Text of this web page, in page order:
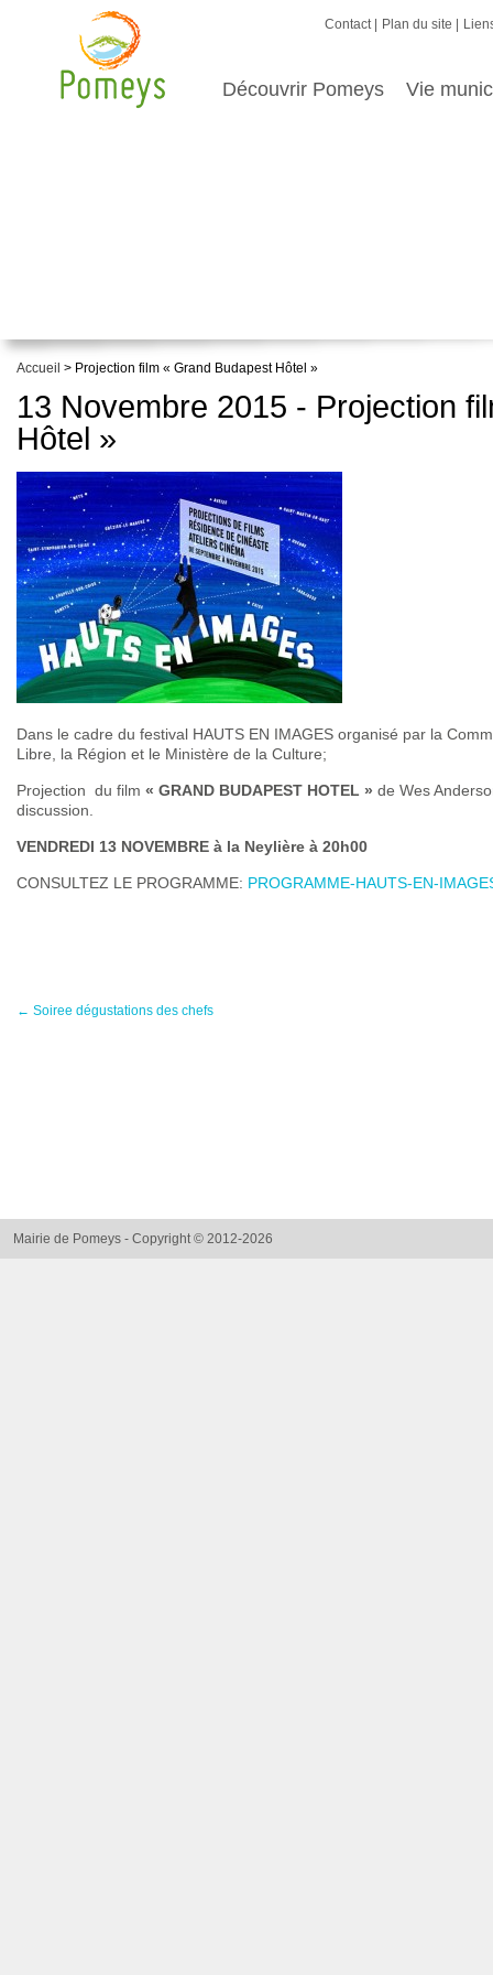
Contact Plan du site
Découvrir Pomeys Vie
Accueil > Projection film « Grand Budapest Hôtel »
13 Novembre 2015 - Projection
Hôtel »
Dans le cadre du festival HAUTS EN IMAGES organisé par la
Libre, la Région et le Ministère de la Culture;
Projection du film « GRAND BUDAPEST HOTEL » de Wes
discussion.
VENDREDI 13 NOVEMBRE à la Neylière à 20h00
CONSULTEZ LE PROGRAMME: PROGRAMME-HAUTS-EN-
← Soiree dégustations des chefs
Mairie de Pomeys - Copyright © 2012-2026